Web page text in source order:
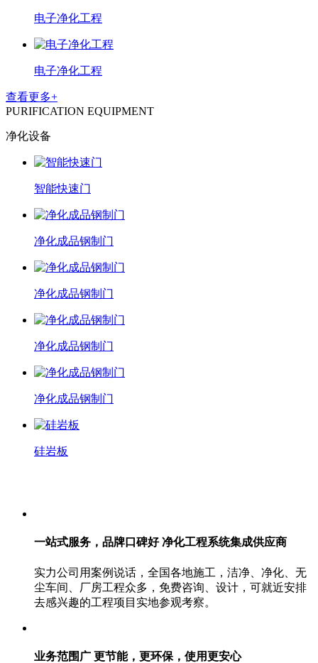
电子净化工程
电子净化工程
查看更多+
PURIFICATION EQUIPMENT
净化设备
智能快速门
净化成品钢制门
净化成品钢制门
净化成品钢制门
净化成品钢制门
硅岩板
一站式服务，品牌口碑好 净化工程系统集成供应商
实力公司用案例说话，全国各地施工，洁净、净化、无
尘车间、厂房工程众多，免费咨询、设计，可就近安排
去感兴趣的工程项目实地参观考察。
业务范围广 更节能，更环保，使用更安心